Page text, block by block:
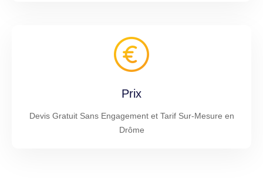
Prix
Devis Gratuit Sans Engagement et Tarif Sur-Mesure en
Drôme